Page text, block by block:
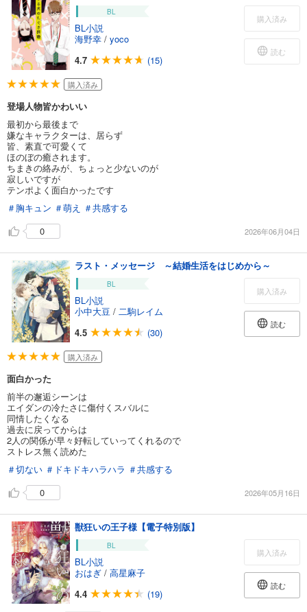
BL
BL小説
海野幸 / yoco
4.7
(15)
購入済み
読む
購入済み
登場人物皆かわいい
最初から最後まで
嫌なキャラクターは、居らず
皆、素直で可愛くて
ほのぼの癒されます。
ちまきの絡みが、ちょっと少ないのが
寂しいですが
テンポよく面白かったです
＃胸キュン ＃萌え ＃共感する
0
2026年06月04日
ラスト・メッセージ ～結婚生活をはじめから～
BL
BL小説
小中大豆 / 二駒レイム
4.5
(30)
購入済み
読む
購入済み
面白かった
前半の邂逅シーンは
エイダンの冷たさに傷付くスバルに
同情したくなる
過去に戻ってからは
2人の関係が早々好転していってくれるので
ストレス無く読めた
＃切ない ＃ドキドキハラハラ ＃共感する
0
2026年05月16日
獣狂いの王子様【電子特別版】
BL
BL小説
おはぎ / 高星麻子
4.4
(19)
購入済み
読む